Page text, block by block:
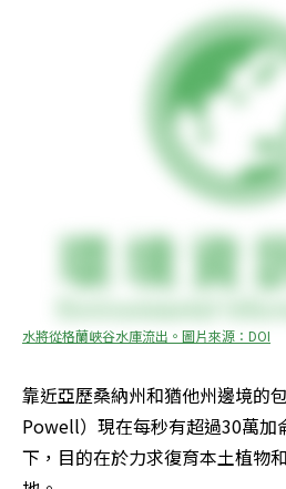
水將從格蘭峽谷水庫流出。圖片來源：DOI
靠近亞歷桑納州和猶他州邊境的
Powell）現在每秒有超過30萬加
下，目的在於力求復育本土植物